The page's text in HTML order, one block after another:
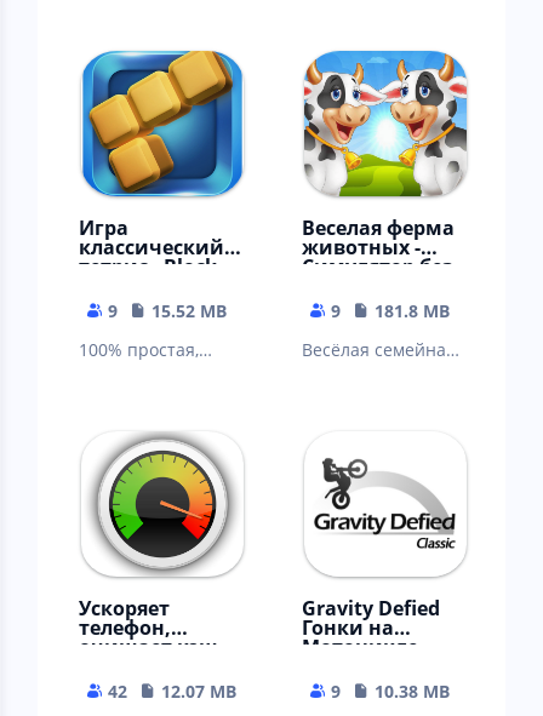
Игра
классический
тетрис - Block
9
15.52 MB
100% простая,
ретро игра -
скачать бесплатно
Веселая ферма
животных -
Симулятор без
9
181.8 MB
Весёлая семейная
Ускоряет
телефон,
очищает кэш
ватсап
42
12.07 MB
Gravity Defied
Гонки на
Мотоцикле
9
10.38 MB